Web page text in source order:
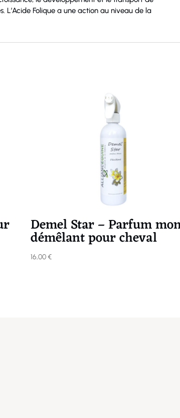
L’Acide Folique a une action au niveau de la
Demel Star – Parfum
démêlant pour cheval
16,00€